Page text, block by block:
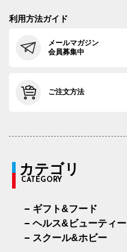
利用方法ガイド
メールマガジン
会員募集中
ご注文方法
カテゴリ
CATEGORY
ギフト&フード
ヘルス&ビューティー
スクール&ホビー